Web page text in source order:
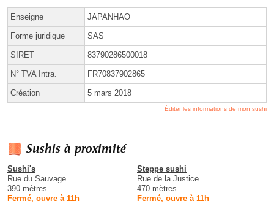
Enseigne JAPANHAO
Forme juridique SAS
SIRET 83790286500018
N° TVA Intra. FR70837902865
Création 5 mars 2018
Éditer les informations de mon sushi
Sushis à proximité
Sushi's
Rue du Sauvage
390 mètres
Fermé, ouvre à 11h
Steppe sushi
Rue de la Justice
470 mètres
Fermé, ouvre à 11h